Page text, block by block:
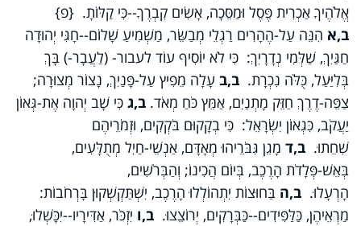
אֱלֹהֶיךָ אַכְרִית פֶּסֶל וּמַסֵּכָה, אָשִׂים קִבְרֶךָ--כִּי קַלּוֹתָ. {פ}
ב,א הִנֵּה עַל-הֶהָרִים רַגְלֵי מְבַשֵּׂר, מַשְׁמִיעַ שָׁלוֹם--חָגִּי יְהוּדָה
חַגַּיִךְ, שַׁלְּמִי נְדָרָיִךְ: כִּי לֹא יוֹסִיף עוֹד לעבור- (לַעֲבָר-) בָּךְ
בְּלִיַּעַל, כֻּלֹּה נִכְרָת. ב,ב עָלָה מֵפִיץ עַל-פָּנַיִךְ, נָצוֹר מְצוּרָה;
צַפֵּה-דֶרֶךְ חַזֵּק מָתְנַיִם, אַמֵּץ כֹּחַ מְאֹד. ב,ג כִּי שָׁב יְהוָה אֶת-גְּאוֹן
יַעֲקֹב, כִּגְאוֹן יִשְׂרָאֵל: כִּי בְקָקוּם בֹּקְקִים, וּזְמֹרֵיהֶם
שִׁחֵתוּ. ב,ד מָגֵן גִּבֹּרֵיהוּ מְאָדָּם, אַנְשֵׁי-חַיִל מְתֻלָּעִים,
בְּאֵשׁ-פְּלָדֹת הָרֶכֶב, בְּיוֹם הֲכִינוֹ; וְהַבְּרֹשִׁים,
הָרְעָלוּ. ב,ה בַּחוּצוֹת יִתְהוֹלְלוּ הָרֶכֶב, יִשְׁתַּקְשְׁקוּן בָּרְחֹבוֹת:
מַרְאֵיהֶן, כַּלַּפִּידִים--כַּבְּרָקִים, יְרוֹצֵצוּ. ב,ו יִזְכֹּר, אַדִּירָיו--יִכָּשְׁלוּ,